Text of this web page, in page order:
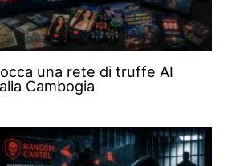
una rete di truffe AI
Cambogia